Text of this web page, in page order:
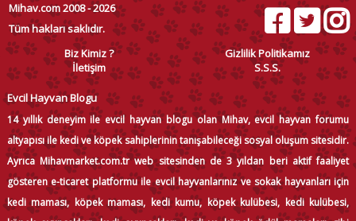
Mihav.com 2008 - 2026
Tüm hakları saklıdır.
Biz Kimiz ?
Gizlilik Politikamız
İletişim
S.S.S.
Evcil Hayvan Blogu
14 yıllık deneyim ile evcil hayvan blogu olan Mihav, evcil hayvan forumu
altyapısı ile kedi ve köpek sahiplerinin tanışabileceği sosyal oluşum sitesidir.
Ayrıca Mihavmarket.com.tr web sitesinden de 3 yıldan beri aktif faaliyet
gösteren e-ticaret platformu ile evcil hayvanlarınız ve sokak hayvanları için
kedi maması, köpek maması, kedi kumu, köpek kulübesi, kedi kulübesi,